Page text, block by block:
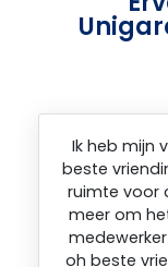
Ik heb mijn
beste
ruimte voor
meer om
oh beste